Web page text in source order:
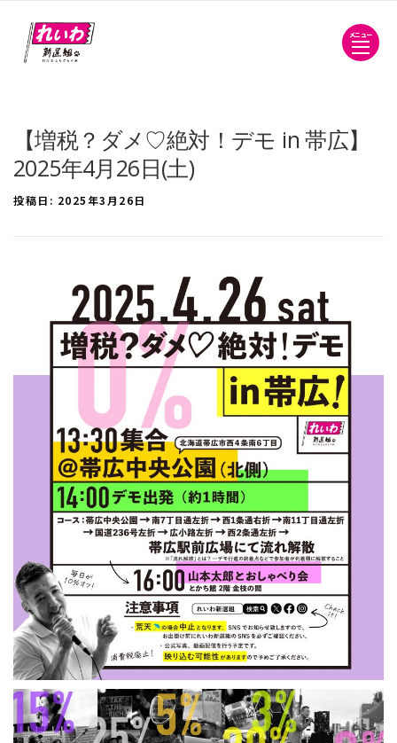
メニュー
【増税？ダメ♡絶対！デモ in 帯広】
2025年4月26日(土)
投稿日: 2025年3月26日